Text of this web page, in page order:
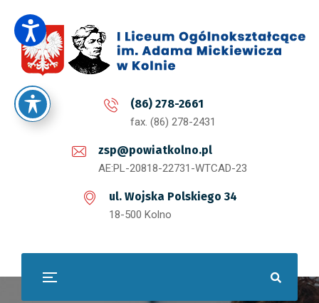
(86) 278-2661
fax. (86) 278-2431
zsp@powiatkolno.pl
AE:PL-20818-22731-WTCAD-23
ul. Wojska Polskiego 34
18-500 Kolno